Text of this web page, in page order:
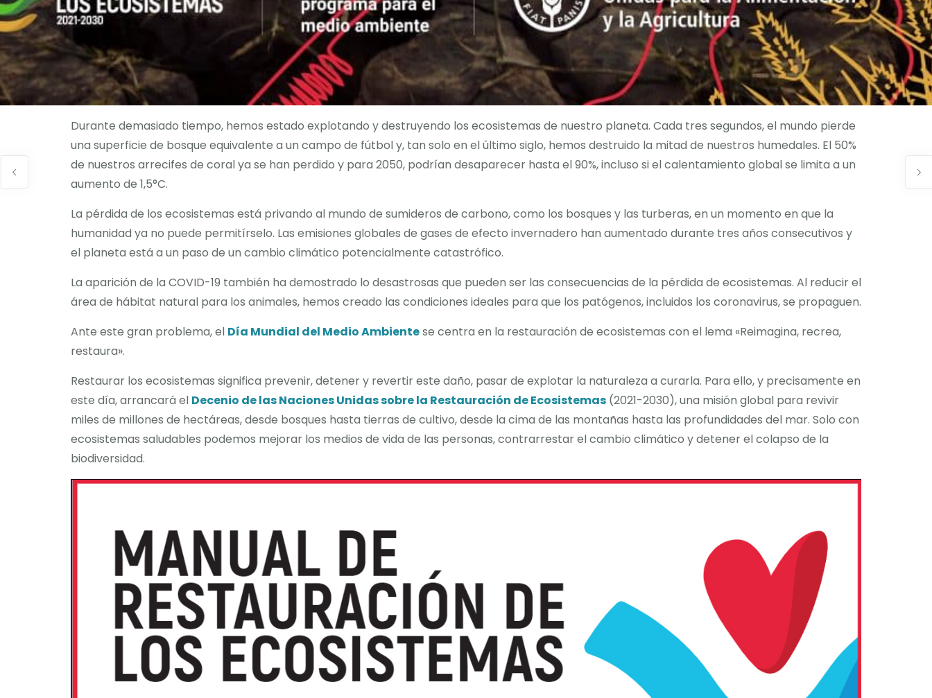
Durante demasiado tiempo, hemos estado explotando y destruyendo los ecosistemas de nuestro planeta. Cada tres segundos, el mundo pierde
una superficie de bosque equivalente a un campo de fútbol y, tan solo en el último siglo, hemos destruido la mitad de nuestros humedales. El 50%
de nuestros arrecifes de coral ya se han perdido y para 2050, podrían desaparecer hasta el 90%, incluso si el calentamiento global se limita a un
aumento de 1,5°C.
La pérdida de los ecosistemas está privando al mundo de sumideros de carbono, como los bosques y las turberas, en un momento en que la
humanidad ya no puede permitírselo. Las emisiones globales de gases de efecto invernadero han aumentado durante tres años consecutivos y
el planeta está a un paso de un cambio climático potencialmente catastrófico.
La aparición de la COVID-19 también ha demostrado lo desastrosas que pueden ser las consecuencias de la pérdida de ecosistemas. Al reducir el
área de hábitat natural para los animales, hemos creado las condiciones ideales para que los patógenos, incluidos los coronavirus, se propaguen.
Ante este gran problema, el Día Mundial del Medio Ambientese centra en la restauración de ecosistemas con el lema «Reimagina, recrea,
restaura».
Restaurar los ecosistemas significa prevenir, detener y revertir este daño, pasar de explotar la naturaleza a curarla. Para ello, y precisamente en
este día, arrancará el Decenio de las Naciones Unidas sobre la Restauración de Ecosistemas (2021-2030), una misión global para revivir
miles de millones de hectáreas, desde bosques hasta tierras de cultivo, desde la cima de las montañas hasta las profundidades del mar. Solo con
ecosistemas saludables podemos mejorar los medios de vida de las personas, contrarrestar el cambio climático y detener el colapso de la
biodiversidad.